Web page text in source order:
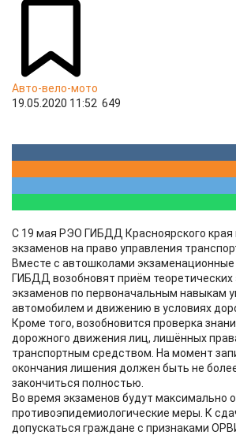
Авто-вело-мото
19.05.2020 11:52 649
С 19 мая РЭО ГИБДД Красноярского края
экзаменов на право управления
Вместе с автошколами
ГИБДД возобновят приём теоретических
экзаменов по первоначальным навыкам
автомобилем и движению в условиях
Кроме того, возобновится проверка
дорожного движения лиц, лишённых
транспортным средством. На момент
окончания лишения должен быть не
закончиться полностью.
Во время экзаменов будут максимально
противоэпидемиологические меры. К
допускаться граждане с признаками